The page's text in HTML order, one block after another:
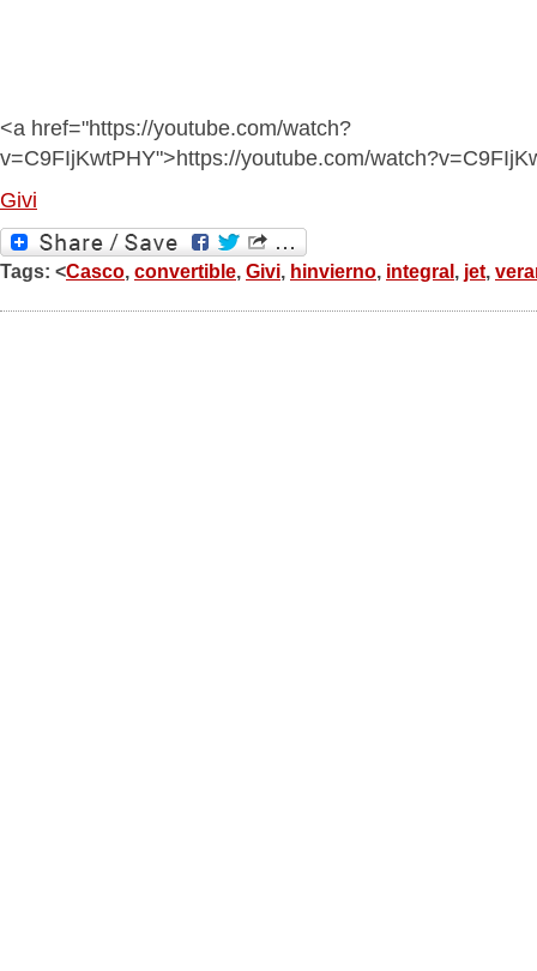
<a href="https://youtube.com/watch?
v=C9FIjKwtPHY">https://youtube.com/
Givi
Tags: <Casco, convertible, Givi, hinvierno, integral, jet,